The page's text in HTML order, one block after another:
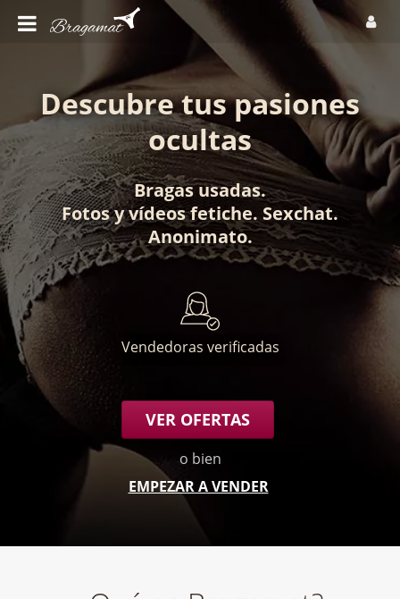
Descubre tus pasiones
ocultas
Bragas usadas.
Fotosyvídeos fetiche. Sexchat.
Anonimato.
Vendedoras verificadas
VER OFERTAS
o bien
EMPEZAR A VENDER